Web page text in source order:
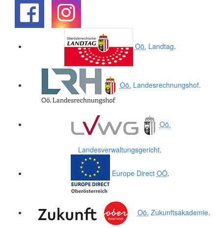
Oö. Landtag.
Oö. Landesrechnungshof.
Oö.
Landesverwaltungsgericht.
Europe Direct OÖ.
Oö. Zukunftsakademie.